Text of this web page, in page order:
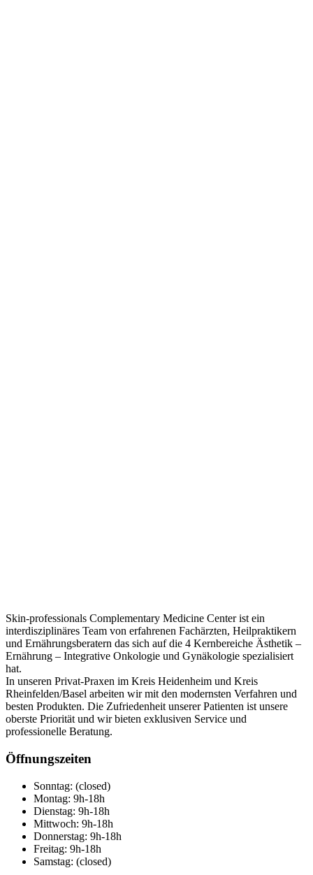
Skin-professionals Complementary Medicine Center ist ein
interdisziplinäres Team von erfahrenen Fachärzten, Heilpraktikern
und Ernährungsberatern das sich auf die 4 Kernbereiche Ästhetik –
Ernährung – Integrative Onkologie und Gynäkologie spezialisiert
hat.
In unseren Privat-Praxen im Kreis Heidenheim und Kreis
Rheinfelden/Basel arbeiten wir mit den modernsten Verfahren und
besten Produkten. Die Zufriedenheit unserer Patienten ist unsere
oberste Priorität und wir bieten exklusiven Service und
professionelle Beratung.
Öffnungszeiten
Sonntag: (closed)
Montag: 9h-18h
Dienstag: 9h-18h
Mittwoch: 9h-18h
Donnerstag: 9h-18h
Freitag: 9h-18h
Samstag: (closed)